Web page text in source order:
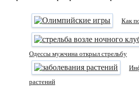
Как
Одессы мужчина открыл стрельбу
растений